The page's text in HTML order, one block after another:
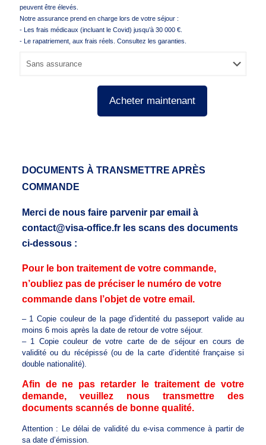
peuvent être élevés.
Notre assurance prend en charge lors de votre séjour :
- Les frais médicaux (incluant le Covid) jusqu’à 30 000 €.
- Le rapatriement, aux frais réels. Consultez les garanties.
Acheter maintenant
DOCUMENTS À TRANSMETTRE APRÈS
COMMANDE
Merci de nous faire parvenir par email à
contact@visa-office.fr les scans des documents
ci-dessous :
Pour le bon traitement de votre commande,
n’oubliez pas de préciser le numéro de votre
commande dans l’objet de votre email.
– 1 Copie couleur de la page d’identité du passeport valide au
moins 6 mois après la date de retour de votre séjour.
– 1 Copie couleur de votre carte de de séjour en cours de
validité ou du récépissé (ou de la carte d’identité française si
double nationalité).
Afin de ne pas retarder le traitement de votre
demande, veuillez nous transmettre des
documents scannés de bonne qualité.
Attention : Le délai de validité du e-visa commence à partir de
sa date d’émission.